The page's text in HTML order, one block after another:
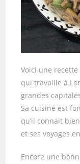
Voici une
qui travaille à
grandes
Sa cuisine est
qu’il connait
et ses voyages
Encore une